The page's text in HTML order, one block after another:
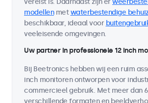
vereist is. Daarnaast zijn er
modellenmetwaterbestendige
beschikbaar, ideaal voor
veeleisende omgevingen.
Uw partner in professionele 12 inch
Bij Beetronics hebben wij een ruim
inch monitoren ontworpen voor
commercieel gebruik. Met meer dan
verschillende formaten en